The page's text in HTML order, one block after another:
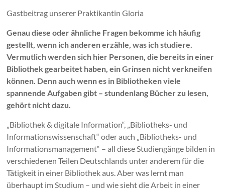
Gastbeitrag unserer Praktikantin Gloria
Genau diese oder ähnliche Fragen bekomme ich häufig
gestellt, wenn ich anderen erzähle, was ich studiere.
Vermutlich werden sich hier Personen, die bereits in einer
Bibliothek gearbeitet haben, ein Grinsen nicht verkneifen
können. Denn auch wenn es in Bibliotheken viele
spannende Aufgaben gibt – stundenlang Bücher zu lesen,
gehört nicht dazu.
„Bibliothek & digitale Information“, „Bibliotheks- und
Informationswissenschaft“ oder auch „Bibliotheks- und
Informationsmanagement“ – all diese Studiengänge bilden in
verschiedenen Teilen Deutschlands unter anderem für die
Tätigkeit in einer Bibliothek aus. Aber was lernt man
überhaupt im Studium – und wie sieht die Arbeit in einer